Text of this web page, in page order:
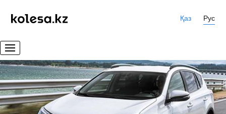
Қаз Рус